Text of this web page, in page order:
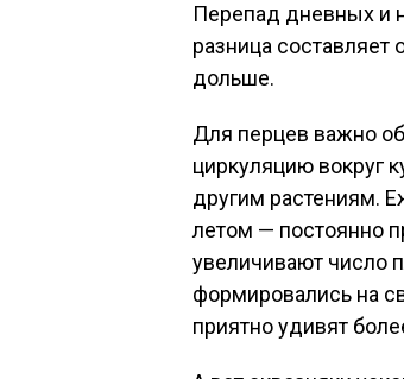
Перепад дневных и
разница составляет
дольше.
Для перцев важно
циркуляцию вокруг
другим растениям.
летом — постоянно
увеличивают число
формировались на
приятно удивят